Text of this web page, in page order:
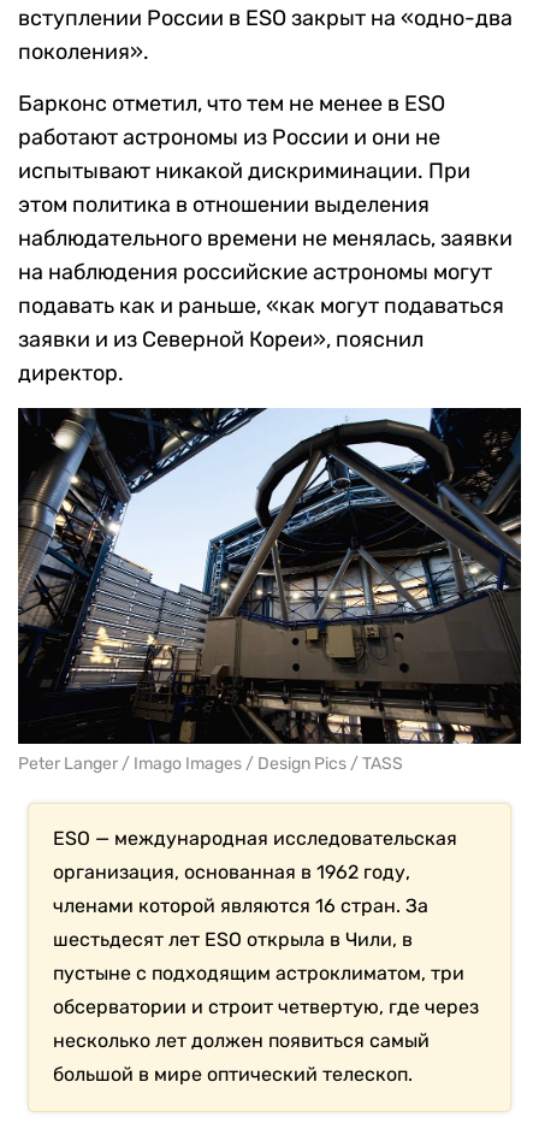
вступлении России в ESO закрыт на «одно-два
поколения».
Барконс отметил, что тем не менее в ESO
работают астрономы из России и они не
испытывают никакой дискриминации. При
этом политика в отношении выделения
наблюдательного времени не менялась, заявки
на наблюдения российские астрономы могут
подавать как и раньше, «как могут подаваться
заявки и из Северной Кореи», пояснил
директор.
Peter Langer / Imago Images / Design Pics / TASS
ESO — международная исследовательская
организация, основанная в 1962 году,
членами которой являются 16 стран. За
шестьдесят лет ESO открыла в Чили, в
пустыне с подходящим астроклиматом, три
обсерватории и строит четвертую, где через
несколько лет должен появиться самый
большой в мире оптический телескоп.